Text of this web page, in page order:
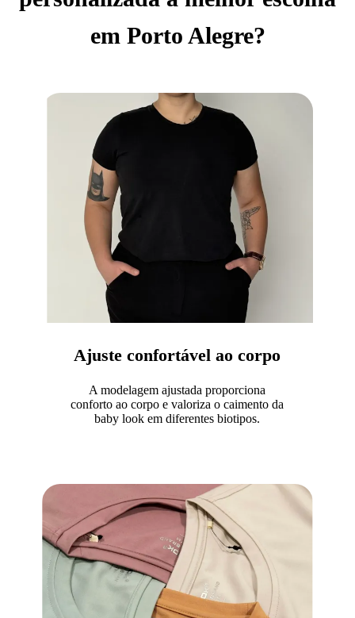
em Porto Alegre?
Ajuste confortável ao corpo
A modelagem ajustada proporciona
conforto ao corpo e valoriza o caimento da
baby look em diferentes biotipos.